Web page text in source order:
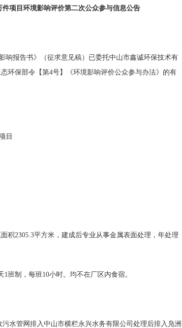
项目环境影响评价第二次公众参与信息公告
响报告书》（征求意见稿）已委托中山市鑫诚环保技术有
环保部令【第4号】《环境影响评价公众参与办法》的有
目
积2305.3平方米， 建成后专业从事金属表面处理，年处理
1班制，每班10小时。均不在厂区内食宿。
水管网排入中山市横栏永兴水务有限公司处理后排入凫洲